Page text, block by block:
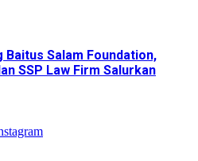
Baitus Salam Foundation,
SSP Law Firm Salurkan